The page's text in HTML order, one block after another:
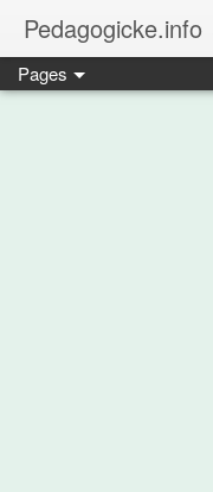
Pedagogicke.info
Pages